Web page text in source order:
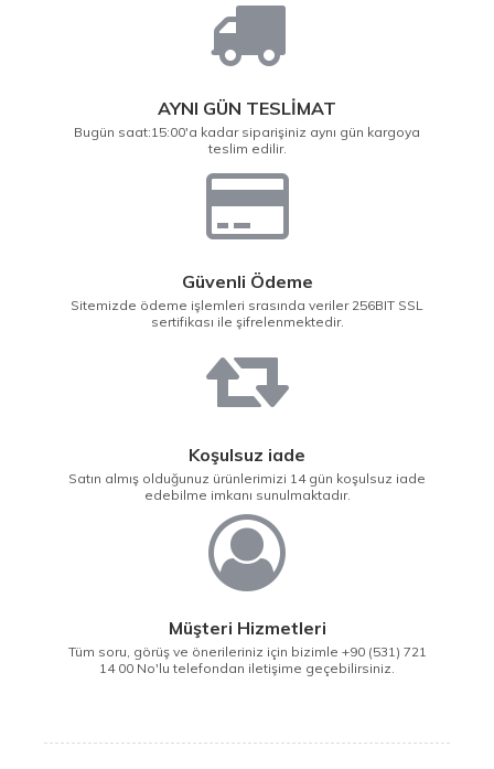
AYNI GÜN TESLİMAT
Bugün saat:15:00'a kadar siparişiniz aynı gün kargoya
teslim edilir.
Güvenli Ödeme
Sitemizde ödeme işlemleri srasında veriler 256BIT SSL
sertifikası ile şifrelenmektedir.
Koşulsuz iade
Satın almış olduğunuz ürünlerimizi 14 gün koşulsuz iade
edebilme imkanı sunulmaktadır.
Müşteri Hizmetleri
Tüm soru, görüş ve önerileriniz için bizimle +90 (531) 721
14 00 No'lu telefondan iletişime geçebilirsiniz.